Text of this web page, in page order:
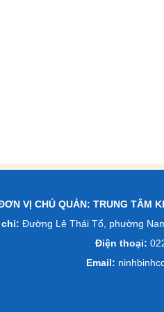
VỊ CHỦ QUẢN: TRUNG TÂM
Đường Lê Thái Tổ, phường
Điện thoại:
Email: